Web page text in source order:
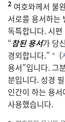
칸
2 여호와께서 불
서로를 용서하는
독특합니다. 시
“참된 용서가 당
경외합니다.” a (
용서”입니다. 그
분입니다. 성경
인간이 하는 용
사용했습니다.